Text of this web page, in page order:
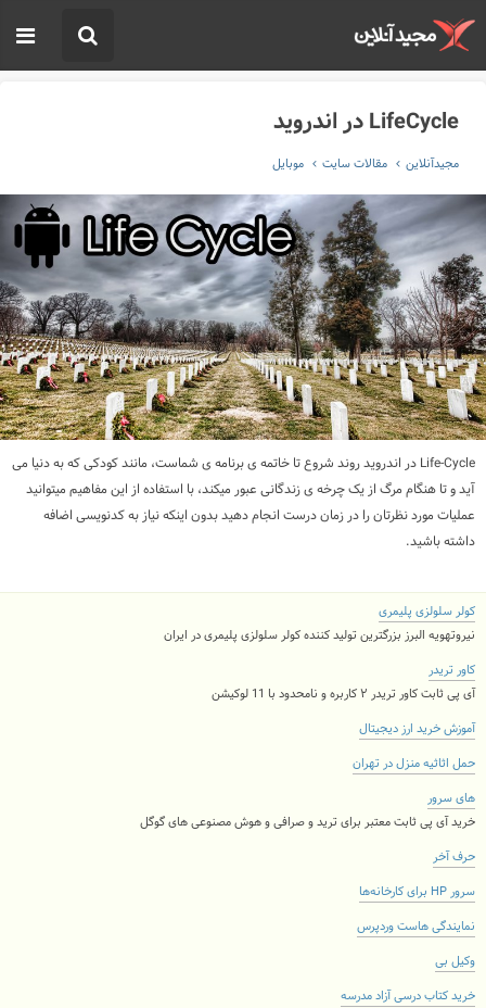
LifeCycle در اندروید
مجیدآنلاین مقالات سایت موبایل
Life-Cycle در اندروید روند شروع تا خاتمه ی برنامه ی شماست، مانند کودکی که به دنیا می
آید و تا هنگام مرگ از یک چرخه ی زندگانی عبور میکند، با استفاده از این مفاهیم میتوانید
عملیات مورد نظرتان را در زمان درست انجام دهید بدون اینکه نیاز به کدنویسی اضافه
داشته باشید.
کولر سلولزی پلیمری
نیروتهویه البرز بزرگترین تولید کننده کولر سلولزی پلیمری در ایران
کاور تریدر
آی پی ثابت کاور تریدر ۲ کاربره و نامحدود با 11 لوکیشن
آموزش خرید ارز دیجیتال
حمل اثاثیه منزل در تهران
های سرور
خرید آی پی ثابت معتبر برای ترید و صرافی و هوش مصنوعی های گوگل
حرف آخر
سرور HP برای کارخانه‌ها
نمایندگی هاست وردپرس
وکیل بی
خرید کتاب درسی آزاد مدرسه